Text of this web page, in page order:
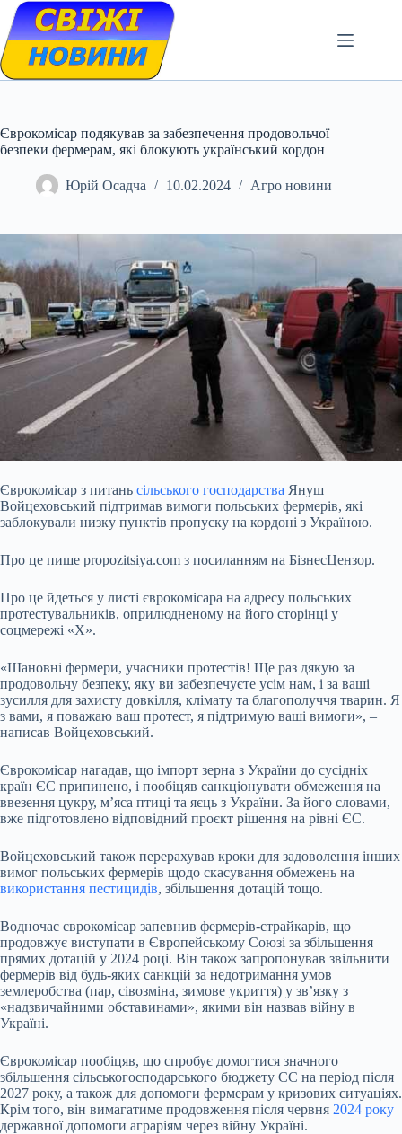
Skip
content
Єврокомісар подякував за забезпечення продовольчої
безпеки фермерам, які блокують український кордон
Юрій Осадча 10.02.2024 Агро новини
Єврокомісар з питань сільського господарства Януш
Войцеховський підтримав вимоги польських фермерів, які
заблокували низку пунктів пропуску на кордоні з Україною.
Про це пише propozitsiya.com з посиланням на БізнесЦензор.
Про це йдеться у листі єврокомісара на адресу польських
протестувальників, оприлюдненому на його сторінці у
соцмережі «Х».
«Шановні фермери, учасники протестів! Ще раз дякую за
продовольчу безпеку, яку ви забезпечуєте усім нам, і за ваші
зусилля для захисту довкілля, клімату та благополуччя тварин. Я
з вами, я поважаю ваш протест, я підтримую ваші вимоги», –
написав Войцеховський.
Єврокомісар нагадав, що імпорт зерна з України до сусідніх
країн ЄС припинено, і пообіцяв санкціонувати обмеження на
ввезення цукру, м’яса птиці та яєць з України. За його словами,
вже підготовлено відповідний проєкт рішення на рівні ЄС.
Войцеховський також перерахував кроки для задоволення інших
вимог польських фермерів щодо скасування обмежень на
використання пестицидів, збільшення дотацій тощо.
Водночас єврокомісар запевнив фермерів-страйкарів, що
продовжує виступати в Європейському Союзі за збільшення
прямих дотацій у 2024 році. Він також запропонував звільнити
фермерів від будь-яких санкцій за недотримання умов
землеробства (пар, сівозміна, зимове укриття) у зв’язку з
«надзвичайними обставинами», якими він назвав війну в
Україні.
Єврокомісар пообіцяв, що спробує домогтися значного
збільшення сільськогосподарського бюджету ЄС на період після
2027 року, а також для допомоги фермерам у кризових ситуаціях.
Крім того, він вимагатиме продовження після червня 2024 року
державної допомоги аграріям через війну Україні.